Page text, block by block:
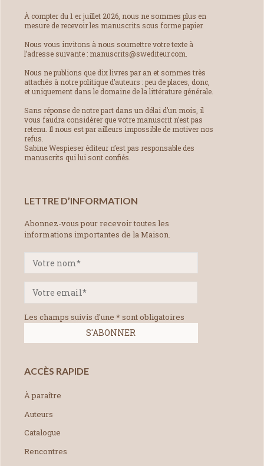
À compter du 1 er juillet 2026, nous ne sommes plus en
mesure de recevoir les manuscrits sous forme papier.
Nous vous invitons à nous soumettre votre texte à
l’adresse suivante : manuscrits@swediteur.com.
Nous ne publions que dix livres par an et sommes très
attachés à notre politique d’auteurs : peu de places, donc,
et uniquement dans le domaine de la littérature générale.
Sans réponse de notre part dans un délai d’un mois, il
vous faudra considérer que votre manuscrit n’est pas
retenu. Il nous est par ailleurs impossible de motiver nos
refus.
Sabine Wespieser éditeur n’est pas responsable des
manuscrits qui lui sont confiés.
LETTRE D’INFORMATION
Abonnez-vous pour recevoir toutes les
informations importantes de la Maison.
Les champs suivis d'une * sont obligatoires
ACCÈS RAPIDE
À paraître
Auteurs
Catalogue
Rencontres